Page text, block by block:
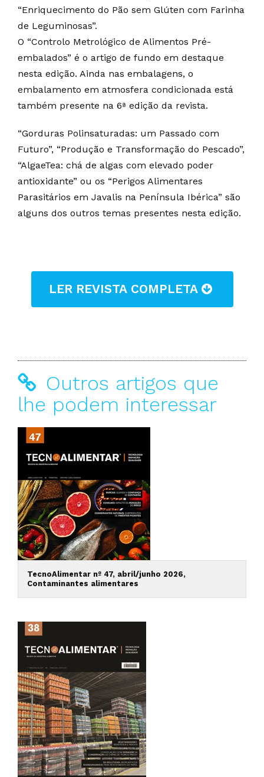
“Enriquecimento do Pão sem Glúten com Farinha
de Leguminosas”.
O “Controlo Metrológico de Alimentos Pré-
embalados” é o artigo de fundo em destaque
nesta edição. Ainda nas embalagens, o
embalamento em atmosfera condicionada está
também presente na 6ª edição da revista.
“Gorduras Polinsaturadas: um Passado com
Futuro”, “Produção e Transformação do Pescado”,
“AlgaeTea: chá de algas com elevado poder
antioxidante” ou os “Perigos Alimentares
Parasitários em Javalis na Península Ibérica” são
alguns dos outros temas presentes nesta edição.
LER REVISTA COMPLETA
Outros artigos que
lhe podem interessar
TecnoAlimentar nº 47, abril/junho 2026,
Contaminantes alimentares